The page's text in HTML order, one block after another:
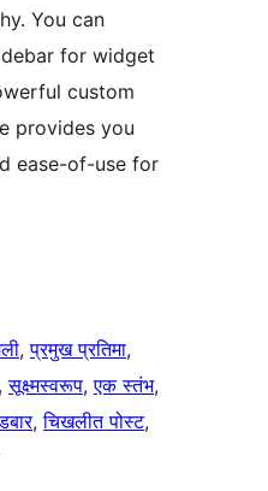
You can
for widget
custom
provides you
ease-of-use for
, प्रमुख प्रतिमा
, सूक्ष्मस्वरूप, एक स्तंभ
, चिखलीत पोस्ट